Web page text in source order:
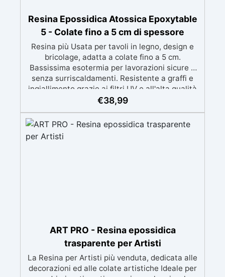
Resina Epossidica Atossica Epoxytable
5 - Colate fino a 5 cm di spessore
Resina più Usata per tavoli in legno, design e
bricolage, adatta a colate fino a 5 cm.
Bassissima esotermia per lavorazioni sicure e
senza surriscaldamenti. Resistente a graffi e
ingiallimento grazie ai filtri UV e all'alta qualità
meccanica. Bassa viscosità per eliminare bolle
BPA/VOC free e certificata per il contatto
prolungato con la pelle.
€38,99
ART PRO - Resina epossidica
trasparente per Artisti
La Resina per Artisti più venduta, dedicata alle
decorazioni ed alle colate artistiche Ideale per